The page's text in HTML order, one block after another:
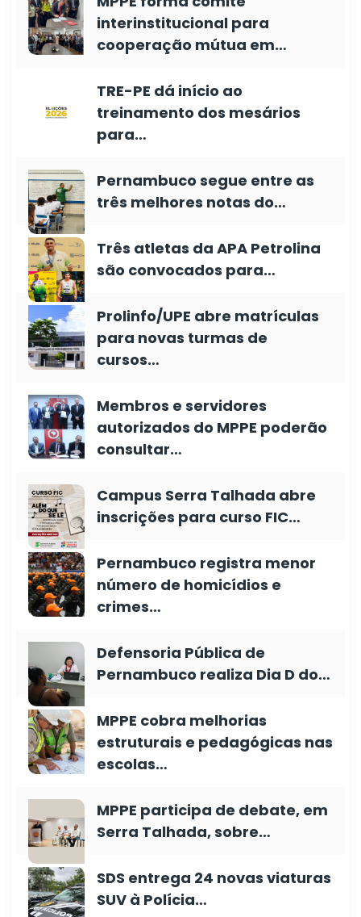
interinstitucional para
cooperação mútua em…
TRE-PE dá início ao
treinamento dos mesários
para…
Pernambuco segue entre as
três melhores notas do…
Três atletas da APA Petrolina
são convocados para…
Prolinfo/UPE abre matrículas
para novas turmas de
cursos…
Membros e servidores
autorizados do MPPE poderão
consultar…
Campus Serra Talhada abre
inscrições para curso FIC…
Pernambuco registra menor
número de homicídios e
crimes…
Defensoria Pública de
Pernambuco realiza Dia D do…
MPPE cobra melhorias
estruturais e pedagógicas nas
escolas…
MPPE participa de debate, em
Serra Talhada, sobre…
SDS entrega 24 novas viaturas
SUV à Polícia…